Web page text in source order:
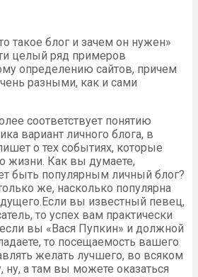
такое блог и зачем он нужен»
целый ряд примеров
определению сайтов, причем
разными, как и сами
соответствует понятию
вариант личного блога, в
о тех событиях, которые
жизни. Как вы думаете,
быть популярным личный блог?
же, насколько популярна
вы известный певец,
то успех вам практически
вы «Вася Пупкин» и должной
то посещаемость вашего
желать лучшего, во всяком
ну, а там вы можете оказаться